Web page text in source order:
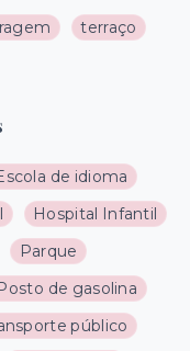
terraço
de idioma
Hospital Infantil
Parque
de gasolina
público